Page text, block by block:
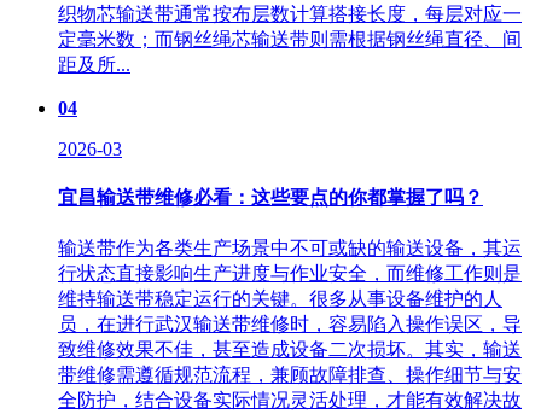
织物芯输送带通常按布层数计算搭接长度，每层对应一
定毫米数；而钢丝绳芯输送带则需根据钢丝绳直径、间
距及所...
04
2026-03
宜昌输送带维修必看：这些要点的你都掌握了吗？
输送带作为各类生产场景中不可或缺的输送设备，其运
行状态直接影响生产进度与作业安全，而维修工作则是
维持输送带稳定运行的关键。很多从事设备维护的人
员，在进行武汉输送带维修时，容易陷入操作误区，导
致维修效果不佳，甚至造成设备二次损坏。其实，输送
带维修需遵循规范流程，兼顾故障排查、操作细节与安
全防护，结合设备实际情况灵活处理，才能有效解决故